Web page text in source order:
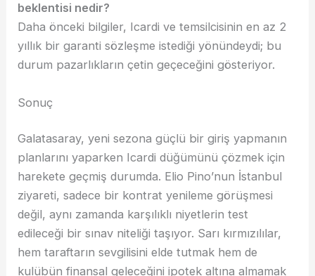
beklentisi nedir?
Daha önceki bilgiler, Icardi ve temsilcisinin en az 2
yıllık bir garanti sözleşme istediği yönündeydi; bu
durum pazarlıkların çetin geçeceğini gösteriyor.
Sonuç
Galatasaray, yeni sezona güçlü bir giriş yapmanın
planlarını yaparken Icardi düğümünü çözmek için
harekete geçmiş durumda. Elio Pino’nun İstanbul
ziyareti, sadece bir kontrat yenileme görüşmesi
değil, aynı zamanda karşılıklı niyetlerin test
edileceği bir sınav niteliği taşıyor. Sarı kırmızılılar,
hem taraftarın sevgilisini elde tutmak hem de
kulübün finansal geleceğini ipotek altına almamak